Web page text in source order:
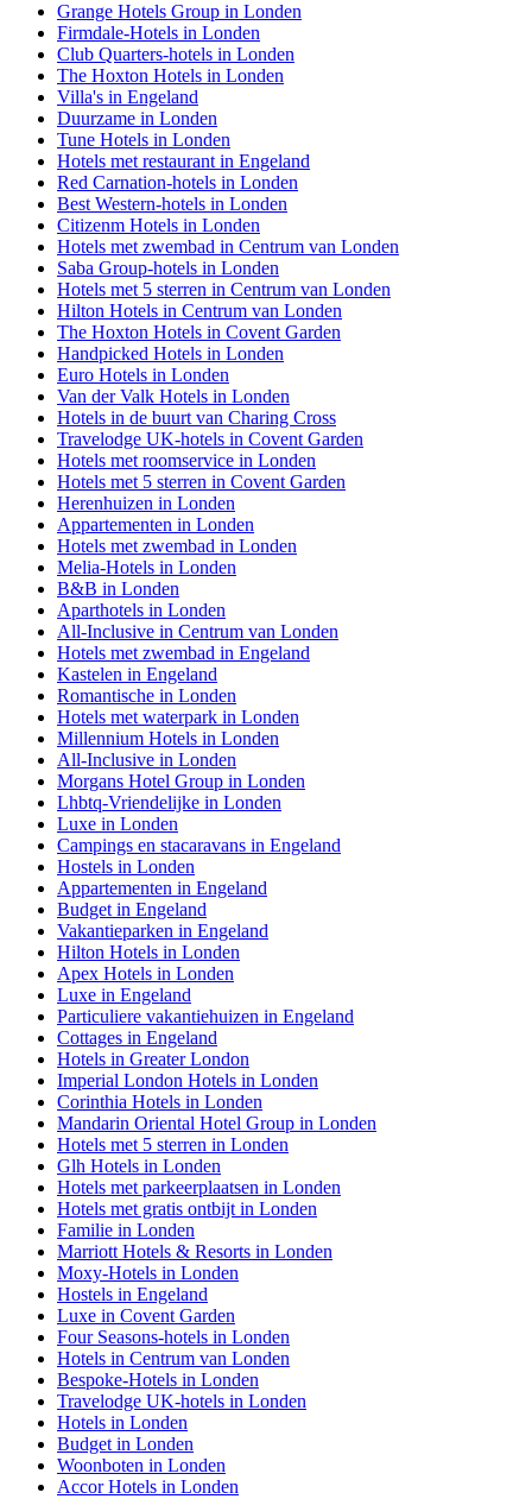
Grange Hotels Group in Londen
Firmdale-Hotels in Londen
Club Quarters-hotels in Londen
The Hoxton Hotels in Londen
Villa's in Engeland
Duurzame in Londen
Tune Hotels in Londen
Hotels met restaurant in Engeland
Red Carnation-hotels in Londen
Best Western-hotels in Londen
Citizenm Hotels in Londen
Hotels met zwembad in Centrum van Londen
Saba Group-hotels in Londen
Hotels met 5 sterren in Centrum van Londen
Hilton Hotels in Centrum van Londen
The Hoxton Hotels in Covent Garden
Handpicked Hotels in Londen
Euro Hotels in Londen
Van der Valk Hotels in Londen
Hotels in de buurt van Charing Cross
Travelodge UK-hotels in Covent Garden
Hotels met roomservice in Londen
Hotels met 5 sterren in Covent Garden
Herenhuizen in Londen
Appartementen in Londen
Hotels met zwembad in Londen
Melia-Hotels in Londen
B&B in Londen
Aparthotels in Londen
All-Inclusive in Centrum van Londen
Hotels met zwembad in Engeland
Kastelen in Engeland
Romantische in Londen
Hotels met waterpark in Londen
Millennium Hotels in Londen
All-Inclusive in Londen
Morgans Hotel Group in Londen
Lhbtq-Vriendelijke in Londen
Luxe in Londen
Campings en stacaravans in Engeland
Hostels in Londen
Appartementen in Engeland
Budget in Engeland
Vakantieparken in Engeland
Hilton Hotels in Londen
Apex Hotels in Londen
Luxe in Engeland
Particuliere vakantiehuizen in Engeland
Cottages in Engeland
Hotels in Greater London
Imperial London Hotels in Londen
Corinthia Hotels in Londen
Mandarin Oriental Hotel Group in Londen
Hotels met 5 sterren in Londen
Glh Hotels in Londen
Hotels met parkeerplaatsen in Londen
Hotels met gratis ontbijt in Londen
Familie in Londen
Marriott Hotels & Resorts in Londen
Moxy-Hotels in Londen
Hostels in Engeland
Luxe in Covent Garden
Four Seasons-hotels in Londen
Hotels in Centrum van Londen
Bespoke-Hotels in Londen
Travelodge UK-hotels in Londen
Hotels in Londen
Budget in Londen
Woonboten in Londen
Accor Hotels in Londen